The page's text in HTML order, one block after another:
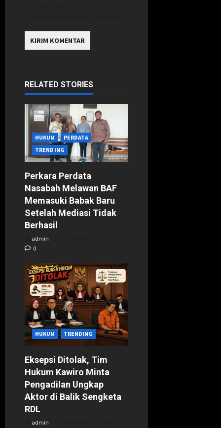
RELATED STORIES
HUKUM
PERDATA
TRENDING
Perkara Perdata
Nasabah Melawan BAF
Memasuki Babak Baru
Setelah Mediasi Tidak
Berhasil
admin
0
HUKUM TRENDING
Eksepsi Ditolak, Tim
Hukum Kawiro Minta
Pengadilan Ungkap
Aktor di Balik Sengketa
RDL
admin